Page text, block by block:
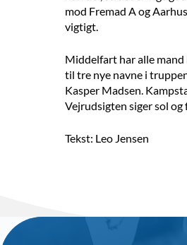
mod Fremad A og
vigtigt.
Middelfart har alle
til tre nye navne i
Kasper Madsen.
Vejrudsigten siger sol
Tekst: Leo Jensen